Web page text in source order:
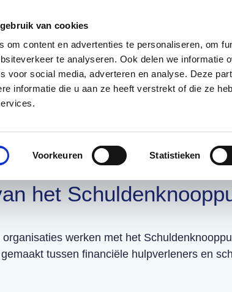
van cookies
om content en advertenties te personaliseren, om
te analyseren. Ook delen we informatie
voor social media, adverteren en analyse. Deze
informatie die u aan ze heeft verstrekt of die ze
Voorkeuren Statistieken
het? Deelnemers Over
deelnemers
het
organisaties werken met het
tussen financiële hulpverleners en